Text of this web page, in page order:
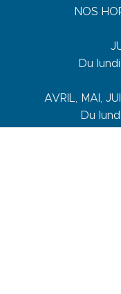
NOS
Du
AVRIL, MAI,
Du